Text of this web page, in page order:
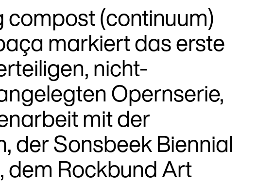
compost (continuum)
markiert das erste
nicht-
Opernserie,
mit der
der Sonsbeek Biennial
dem Rockbund Art